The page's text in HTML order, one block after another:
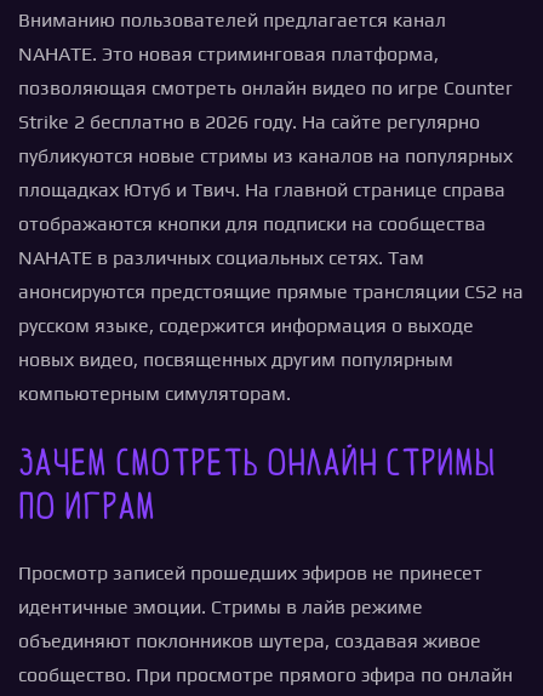
Вниманию пользователей предлагается канал
NAHATE. Это новая стриминговая платформа,
позволяющая смотреть онлайн видео по игре Counter
Strike 2 бесплатно в 2026 году. На сайте регулярно
публикуются новые стримы из каналов на популярных
площадках Ютуб и Твич. На главной странице справа
отображаются кнопки для подписки на сообщества
NAHATE в различных социальных сетях. Там
анонсируются предстоящие прямые трансляции CS2 на
русском языке, содержится информация о выходе
новых видео, посвященных другим популярным
компьютерным симуляторам.
Зачем смотреть онлайн стримы
по играм
Просмотр записей прошедших эфиров не принесет
идентичные эмоции. Стримы в лайв режиме
объединяют поклонников шутера, создавая живое
сообщество. При просмотре прямого эфира по онлайн